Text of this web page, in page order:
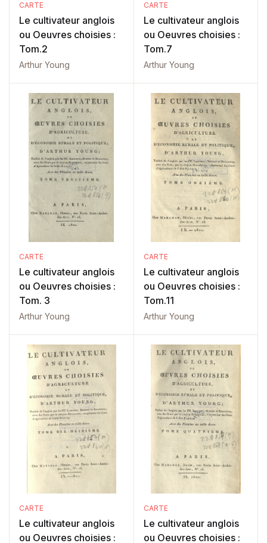
CARTE
Le cultivateur anglois
ou Oeuvres choisies :
Tom.2
Arthur Young
CARTE
Le cultivateur anglois
ou Oeuvres choisies :
Tom.7
Arthur Young
CARTE
Le cultivateur anglois
ou Oeuvres choisies :
Tom. 3
Arthur Young
CARTE
Le cultivateur anglois
ou Oeuvres choisies :
Tom.11
Arthur Young
CARTE
Le cultivateur anglois
ou Oeuvres choisies :
CARTE
Le cultivateur anglois
ou Oeuvres choisies :